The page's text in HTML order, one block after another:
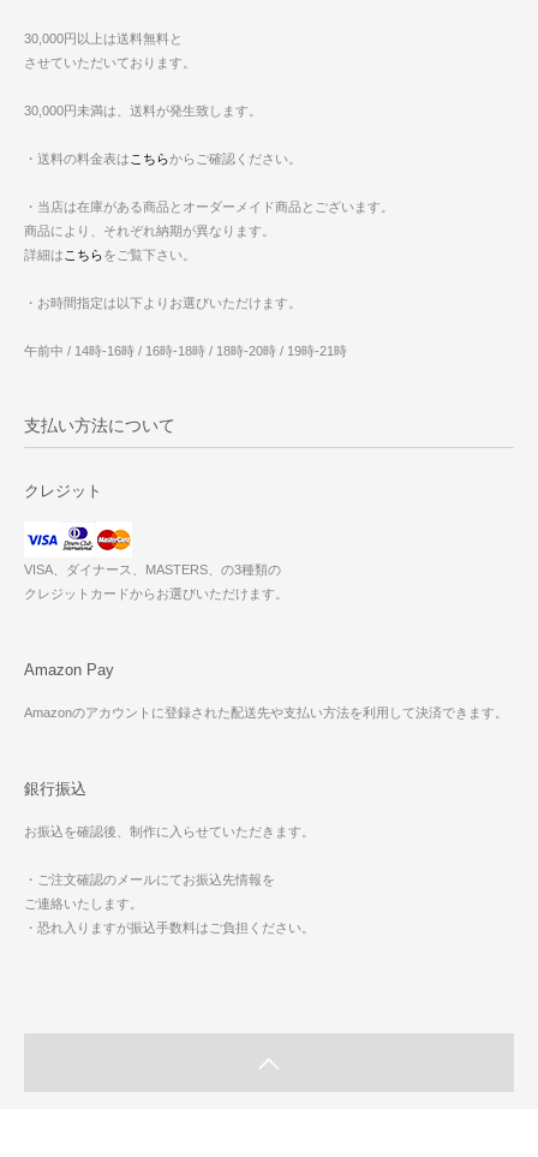
30,000円以上は送料無料と
させていただいております。
30,000円未満は、送料が発生致します。
・送料の料金表は こちらからご確認ください。
・当店は在庫がある商品とオーダーメイド商品とございます。
商品により、それぞれ納期が異なります。
詳細は こちらをご覧下さい。
・お時間指定は以下よりお選びいただけます。
午前中 / 14時-16時 / 16時-18時 / 18時-20時 / 19時-21時
支払い方法について
クレジット
VISA、ダイナース、MASTERS、の3種類の
クレジットカードからお選びいただけます。
Amazon Pay
Amazonのアカウントに登録された配送先や支払い方法を利用して決済できます。
銀行振込
お振込を確認後、制作に入らせていただきます。
・ご注文確認のメールにてお振込先情報を
ご連絡いたします。
・恐れ入りますが振込手数料はご負担ください。